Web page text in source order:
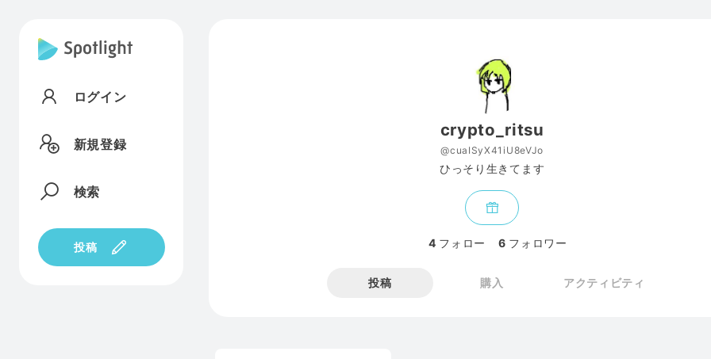
ログイン
新規登録
検索
投稿
crypto_ritsu
@cuaISyX41iU8eVJo
ひっそり生きてます
4 フォロー 6 フォロワー
投稿 購入 アクティビティ